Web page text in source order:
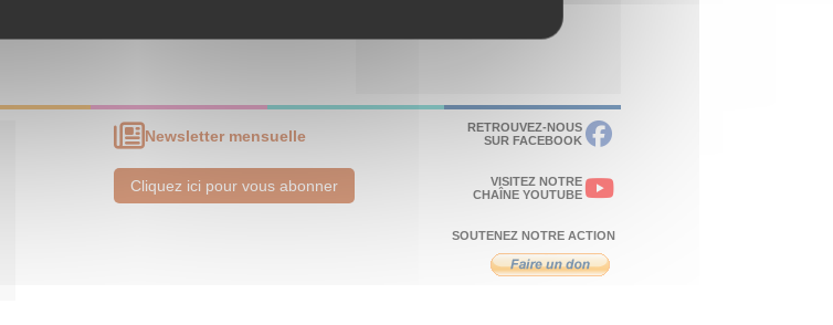
Newsletter mensuelle
Cliquez ici pour vous abonner
RETROUVEZ-NOUS
SUR FACEBOOK
VISITEZ NOTRE
CHAÎNE YOUTUBE
SOUTENEZ NOTRE ACTION